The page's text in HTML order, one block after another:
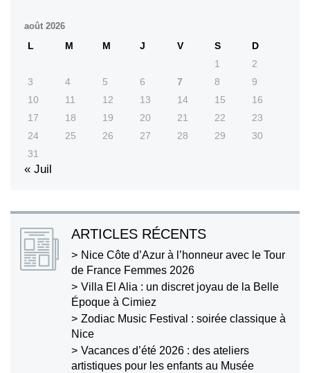
août 2026
L M M J V S
D
1
2
3
4 5 6 7 8
9
10
11 12 13 14 15
16
17
18 19 20 21 22
23
24
25 26 27 28 29
30
31
« Juil
ARTICLES RÉCENTS
Nice Côte d’Azur à l’honneur avec le Tour
de France Femmes 2026
Villa El Alia : un discret joyau de la Belle
Époque à Cimiez
Zodiac Music Festival : soirée classique à
Nice
Vacances d’été 2026 : des ateliers
artistiques pour les enfants au Musée